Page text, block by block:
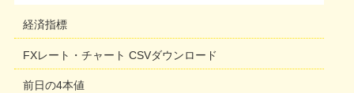
経済指標
FXレート・チャート CSVダウンロード
前日の4本値